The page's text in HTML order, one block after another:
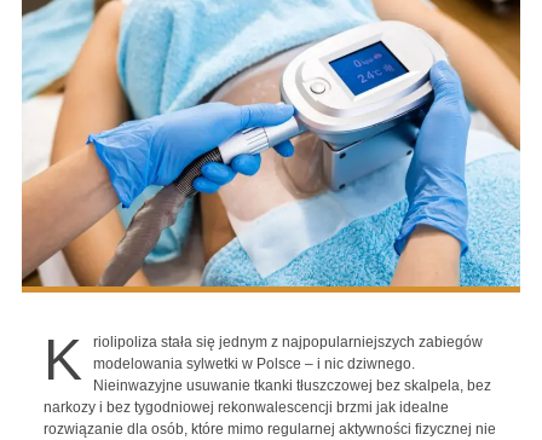
K
riolipoliza stała się jednym z najpopularniejszych zabiegów
modelowania sylwetki w Polsce – i nic dziwnego.
Nieinwazyjne usuwanie tkanki tłuszczowej bez skalpela, bez
narkozy i bez tygodniowej rekonwalescencji brzmi jak idealne
rozwiązanie dla osób, które mimo regularnej aktywności fizycznej nie